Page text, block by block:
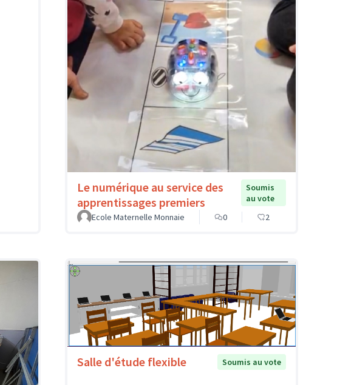
Le numérique au service des
apprentissages premiers
Soumis
au vote
Ecole Maternelle Monnaie
0 2
Salle d'étude flexible Soumis au vote